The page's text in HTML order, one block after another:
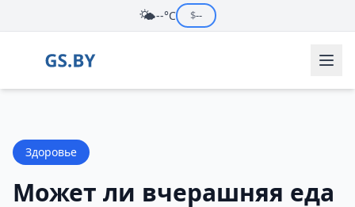
🌤️--°C $--
Здоровье
Может ли вчерашняя еда